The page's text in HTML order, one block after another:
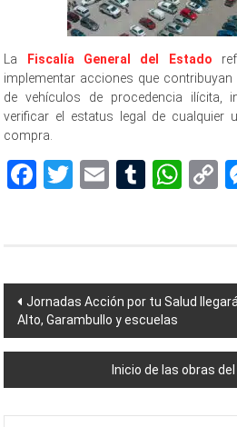
La Fiscalía General del Estado
implementar acciones que
de vehículos de procedencia ilícita,
verificar el estatus legal de cualquier
compra.
Facebook
Twitter
EmailTumblr
Navegación
de
Jornadas Acción por tu Salud
Alto, Garambullo y escuelas
Inicio de las obras